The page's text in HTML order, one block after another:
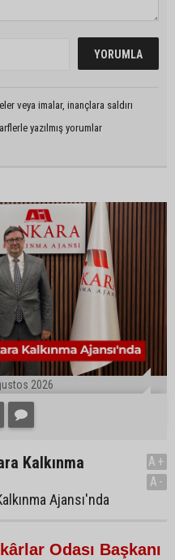
veya imalar, inançlara saldırı
yazılmış yorumlar
2026
Kalkınma
Ajansı'nda
A+
A-
Odası Başkanı